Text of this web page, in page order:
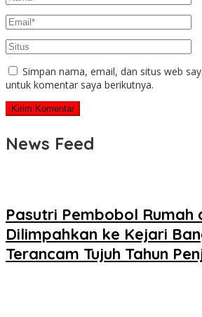
Simpan nama, email, dan situs web
untuk komentar saya berikutnya.
News Feed
Pasutri Pembobol Rumah
Dilimpahkan ke Kejari
Terancam Tujuh Tahun